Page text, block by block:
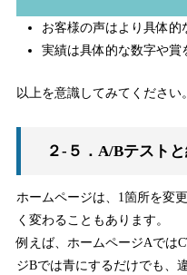
お客様の声はより具体的
実績は具体的な数字や賞
以上を意識してみてください。
２-５．A/Bテスト
ホームページは、1箇所を変
く変わることもあります。
例えば、ホームページAでは
ジBでは青にするだけでも、